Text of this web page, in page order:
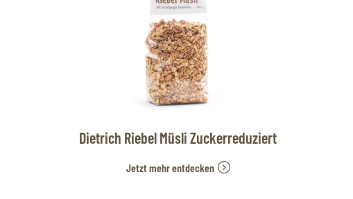
Dietrich Riebel Müsli Zuckerreduziert
Jetzt mehr entdecken